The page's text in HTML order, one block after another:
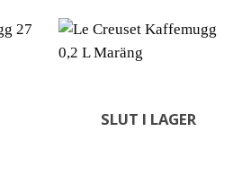
SLUT I LAGER